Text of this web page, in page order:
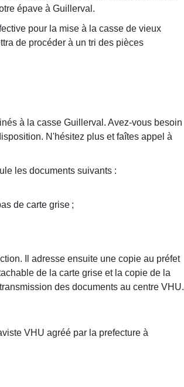
épave à Guillerval.
pour la mise à la casse de vieux
de procéder à un tri des pièces
à la casse Guillerval. Avez-vous besoin
N'hésitez plus et faîtes appel à
les documents suivants :
de carte grise ;
Il adresse ensuite une copie au préfet
de la carte grise et la copie de la
des documents au centre VHU.
VHU agréé par la prefecture à